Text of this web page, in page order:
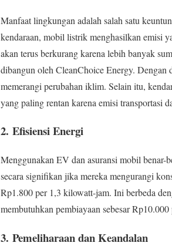
Manfaat lingkungan adalah salah satu
kendaraan, mobil listrik menghasilkan emisi
akan terus berkurang karena lebih banyak
dibangun oleh CleanChoice Energy.
memerangi perubahan iklim. Selain itu,
yang paling rentan karena emisi transportasi
2. Efisiensi Energi
Menggunakan EV dan asuransi mobil benar-
secara signifikan jika mereka mengurangi
Rp1.800 per 1,3 kilowatt-jam. Ini berbeda
membutuhkan pembiayaan sebesar Rp10.000
3. Pemeliharaan dan Keandalan